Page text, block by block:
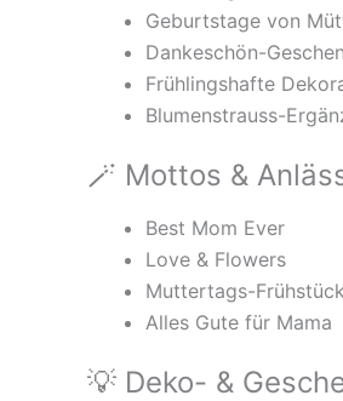
Geburtstage von
Dankeschön-
Frühlingshafte
Blumenstrauss-
🪄 Mottos &
Best Mom Ever
Love & Flowers
Muttertags-Frühstück
Alles Gute für Mama
💡 Deko- &